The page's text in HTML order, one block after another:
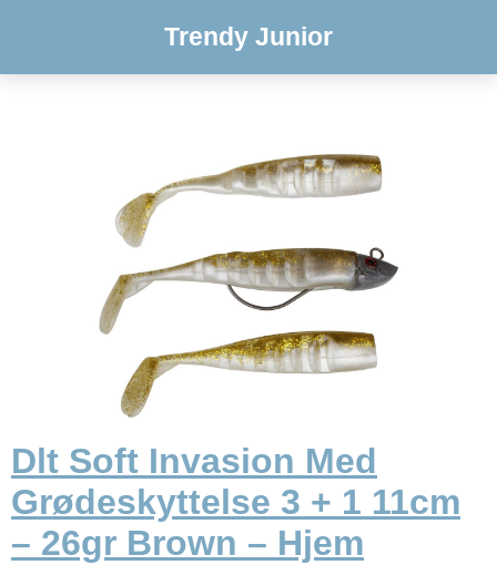
Trendy Junior
Dlt Soft Invasion Med
Grødeskyttelse 3 + 1 11cm
– 26gr Brown – Hjem